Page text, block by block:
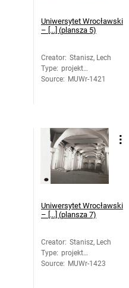
Uniwersytet Wrocławski
– [...] (plansza 5)
Creator: Stanisz, Lech
Type: projekt
architektoniczny
Source: MUWr-1421
Uniwersytet Wrocławski
– [...] (plansza 7)
Creator: Stanisz, Lech
Type: projekt
architektoniczny
Source: MUWr-1423